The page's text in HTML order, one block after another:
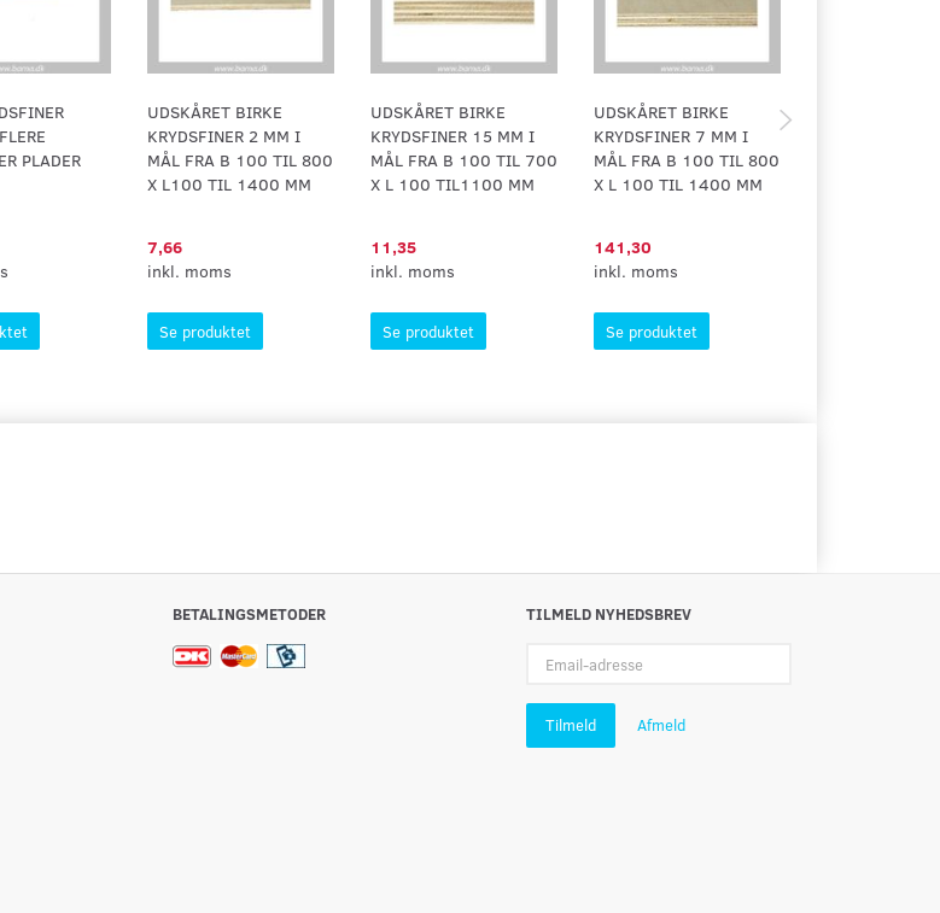
PLADER
UDSKÅRET BIRKE
KRYDSFINER 2 MM I
MÅL FRA B 100 TIL 800
X L100 TIL 1400 MM
7,66
inkl. moms
Se produktet
UDSKÅRET BIRKE
KRYDSFINER 15 MM I
MÅL FRA B 100 TIL 700
X L 100 TIL1100 MM
11,35
inkl. moms
Se produktet
UDSKÅRET BIRKE
KRYDSFINER 7 MM I
MÅL FRA B 100 TIL 800
X L 100 TIL 1400 MM
141,30
inkl. moms
Se produktet
BETALINGSMETODER
TILMELD NYHEDSBREV
adresse
Tilmeld Afmeld